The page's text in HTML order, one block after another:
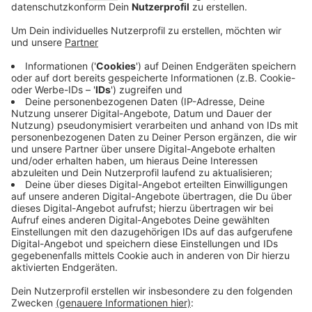
Wo sich die Gefangenen infiziert haben, sei nicht
klar, sagt die Leiterin des Gefängnisses. Denn
aufgrund des offenen Vollzugs seien die Häftlinge
regelmäßig auch außerhalb der Einrichtung
unterwegs. Das wird jetzt erst einmal nicht mehr
möglich sein. Bis auf weiteres dürfe keiner der
über 400 Gefangenen mehr raus, sagt die Leiterin.
Die Entscheidung des Kreisgesundheitsamtes sei
für alle überraschend gekommen. Damit darf auch
keiner der Gefangenen an Weihnachten zu seiner
Familie. Nach Angaben der JVA-Leiterin plant das
Gesundheitsamt jetzt, alle Inhaftierten und
Mitarbeiter auf Corona zu testen. Wann das
passieren wird, ist noch nicht entschieden.
Veröffentlicht:Mittwoch, 23.12.2020 07:09
Anzeige